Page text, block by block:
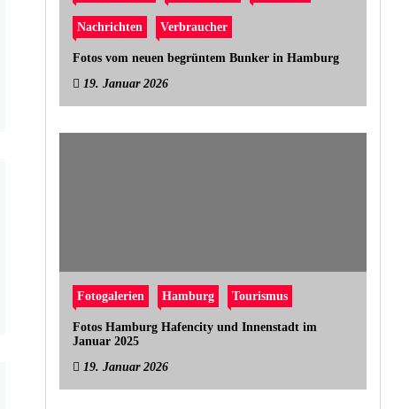
Nachrichten Verbraucher
Fotos vom neuen begrüntem Bunker in Hamburg
19. Januar 2026
Fotogalerien Hamburg Tourismus
Fotos Hamburg Hafencity und Innenstadt im
Januar 2025
19. Januar 2026